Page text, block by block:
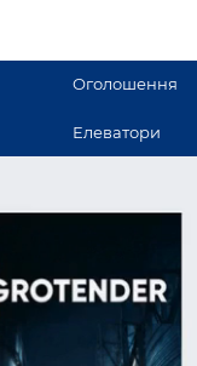
Оголошення
Елеватори